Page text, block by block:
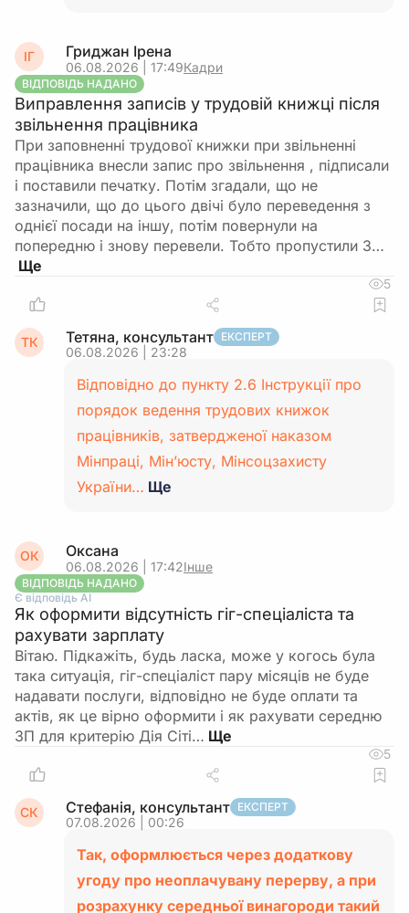
ІГ Гриджан Ірена
06.08.2026 | 17:49Кадри
ВІДПОВІДЬ НАДАНО
Виправлення записів у трудовій книжці після
звільнення працівника
При заповненні трудової книжки при звільненні
працівника внесли запис про звільнення , підписали
і поставили печатку. Потім згадали, що не
зазначили, що до цього двічі було переведення з
однієї посади на іншу, потім повернули на
попередню і знову перевели. Тобто пропустили 3…
5
ТК Тетяна, консультант ЕКСПЕРТ
06.08.2026 | 23:28
Відповідно до пункту 2.6 Інструкції про
порядок ведення трудових книжок
працівників, затвердженої наказом
Мінпраці, Мін’юсту, Мінсоцзахисту
України… Ще
ОК Оксана
06.08.2026 | 17:42Інше
ВІДПОВІДЬ НАДАНО
Є відповідь АІ
Як оформити відсутність гіг-спеціаліста та
рахувати зарплату
Вітаю. Підкажіть, будь ласка, може у когось була
така ситуація, гіг-спеціаліст пару місяців не буде
надавати послуги, відповідно не буде оплати та
актів, як це вірно оформити і як рахувати середню
ЗП для критерію Дія Сіті…
5
СК Стефанія, консультант ЕКСПЕРТ
07.08.2026 | 00:26
Так, оформлюється через додаткову
угоду про неоплачувану перерву, а при
розрахунку середньої винагороди такий